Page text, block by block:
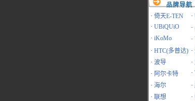
品牌导航
· 倚天E-TEN ·
· UBiQUiO ·
· iKoMo ·
· HTC(多普达) ·
· 波导 ·
· 阿尔卡特 ·
· 海尔 ·
· 联想 ·